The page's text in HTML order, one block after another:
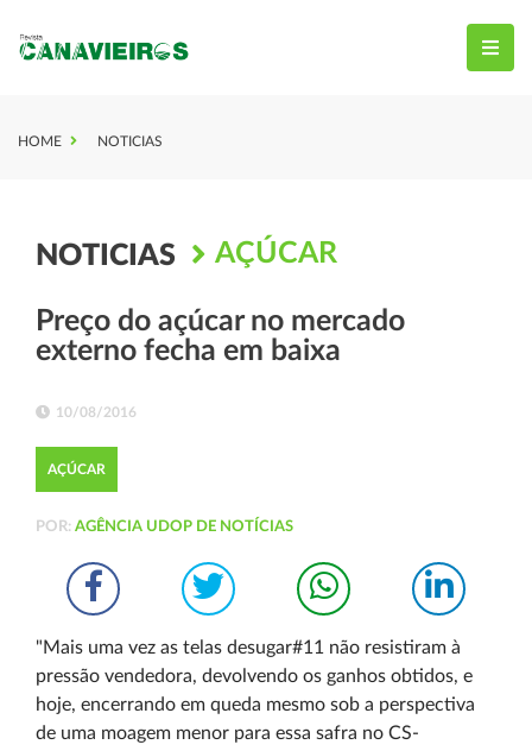
HOME NOTICIAS
NOTICIAS AÇÚCAR
Preço do açúcar no mercado
externo fecha em baixa
10/08/2016
AÇÚCAR
POR: AGÊNCIA UDOP DE NOTÍCIAS
"Mais uma vez as telas desugar#11 não resistiram à
pressão vendedora, devolvendo os ganhos obtidos, e
hoje, encerrando em queda mesmo sob a perspectiva
de uma moagem menor para essa safra no CS-